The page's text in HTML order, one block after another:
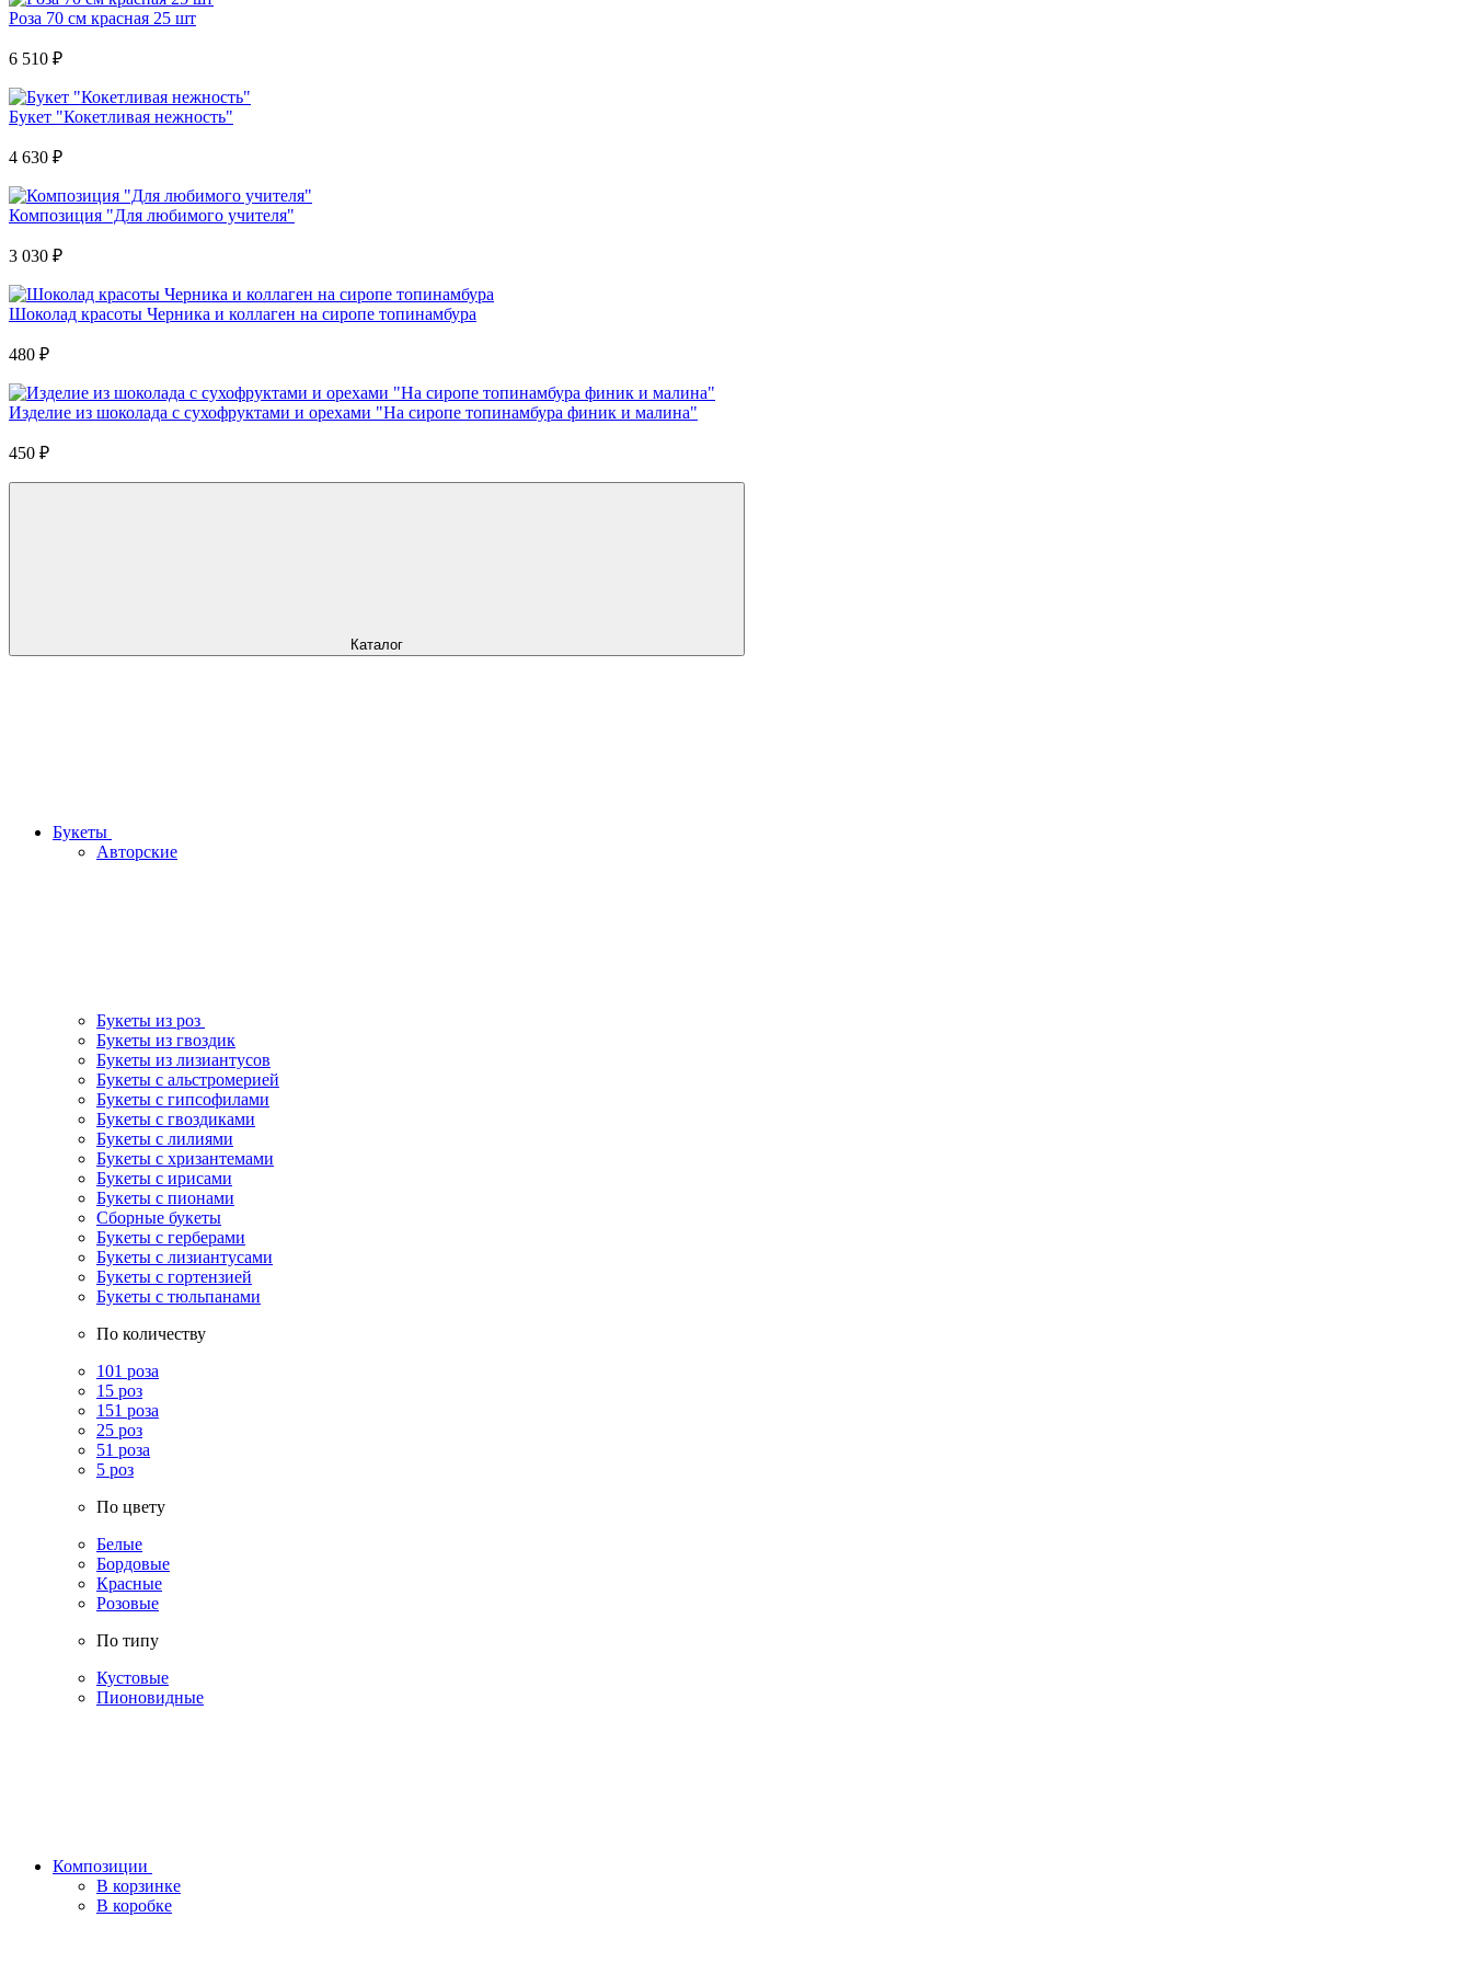
Роза 70 см красная 25 шт
6 510 ₽
Букет "Кокетливая нежность"
4 630 ₽
Композиция "Для любимого учителя"
3 030 ₽
Шоколад красоты Черника и коллаген на сиропе топинамбура
480 ₽
Изделие из шоколада с сухофруктами и орехами "На сиропе топинамбура финик и малина"
450 ₽
Каталог
Букеты
Авторские
Букеты из роз
Букеты из гвоздик
Букеты из лизиантусов
Букеты с альстромерией
Букеты с гипсофилами
Букеты с гвоздиками
Букеты с лилиями
Букеты с хризантемами
Букеты с ирисами
Букеты с пионами
Сборные букеты
Букеты с герберами
Букеты с лизиантусами
Букеты с гортензией
Букеты с тюльпанами
По количеству
101 роза
15 роз
151 роза
25 роз
51 роза
5 роз
По цвету
Белые
Бордовые
Красные
Розовые
По типу
Кустовые
Пионовидные
Композиции
В корзинке
В коробке